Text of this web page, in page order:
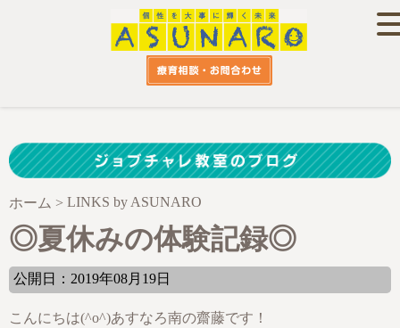
ホーム > LINKS by ASUNARO
◎夏休みの体験記録◎
公開日：2019年08月19日
こんにちは(^o^)あすなろ南の齋藤です！